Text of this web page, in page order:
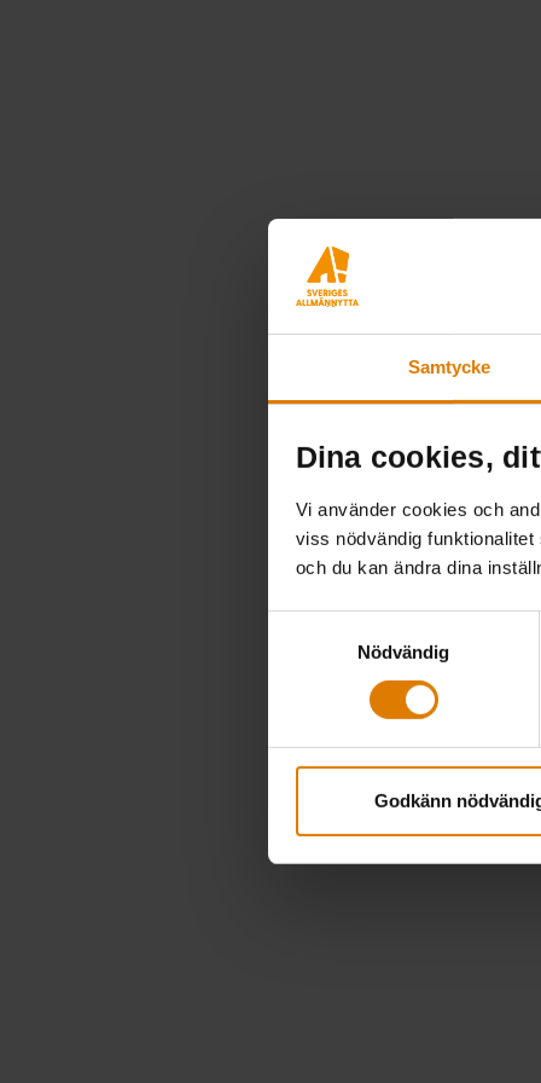
Samtycke
Dina cookies,
Vi använder cookies och
viss nödvändig
och du kan ändra dina
Nödvändig
Godkänn